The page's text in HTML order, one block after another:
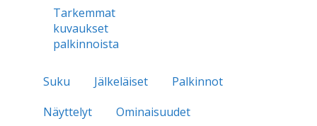
Tarkemmat
kuvaukset
palkinnoista
Suku Jälkeläiset
Palkinnot
Näyttelyt
Ominaisuudet